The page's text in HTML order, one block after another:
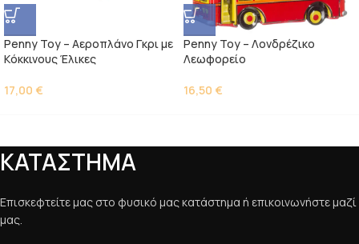
Penny Toy – Αεροπλάνο Γκρι με
Kόκκινους Έλικες
17,00 €
Penny Toy – Λονδρέζικο
Λεωφορείο
16,50 €
ΚΑΤΑΣΤΗΜΑ
Επισκεφτείτε μας στο φυσικό μας κατάστημα ή επικοινωνήστε μαζί
μας.